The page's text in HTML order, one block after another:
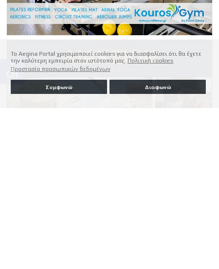
Το Aegina Portal χρησιμοποιεί cookies για να διασφαλίσει ότι θα έχετε
την καλύτερη εμπειρία στον ιστότοπό μας. Πολιτική cookies
Προστασία προσωπικών δεδομένων
Συμφωνώ Διαφωνώ
accessible